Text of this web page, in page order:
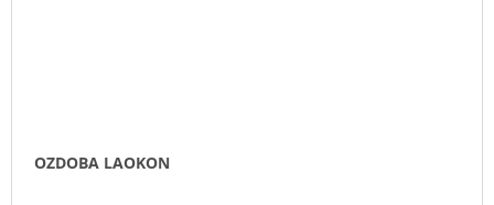
OZDOBA LAOKON